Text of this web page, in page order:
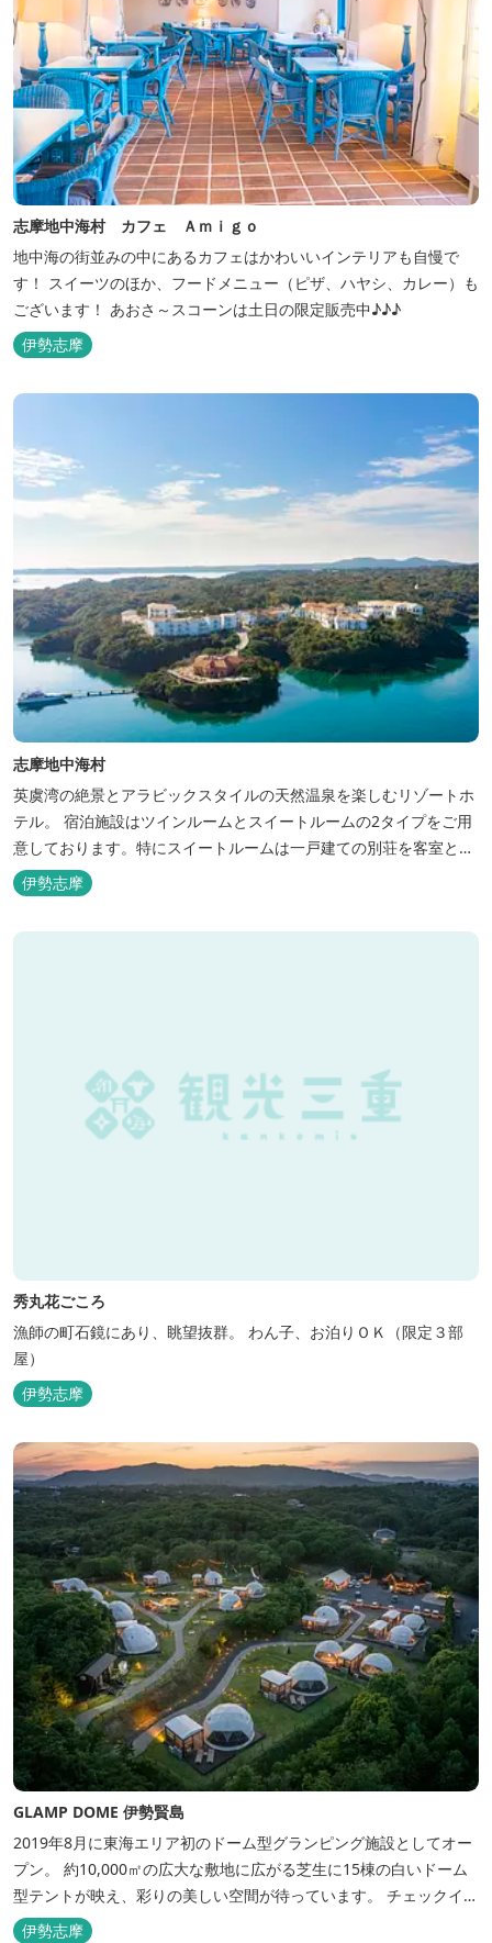
志摩地中海村 カフェ Ａｍｉｇｏ
地中海の街並みの中にあるカフェはかわいいインテリアも自慢で
す！ スイーツのほか、フードメニュー（ピザ、ハヤシ、カレー）も
ございます！ あおさ～スコーンは土日の限定販売中♪♪♪
伊勢志摩
志摩地中海村
英虞湾の絶景とアラビックスタイルの天然温泉を楽しむリゾートホ
テル。 宿泊施設はツインルームとスイートルームの2タイプをご用
意しております。特にスイートルームは一戸建ての別荘を客室とし
てリニューアル♪120平米の驚きの広さとこだわりの調度品が自慢
です！ スペイン１ツ星レストランと提携したレストランでのお食事
伊勢志摩
秀丸花ごころ
漁師の町石鏡にあり、眺望抜群。 わん子、お泊りＯＫ（限定３部
屋）
伊勢志摩
GLAMP DOME 伊勢賢島
2019年8月に東海エリア初のドーム型グランピング施設としてオー
プン。 約10,000㎡の広大な敷地に広がる芝生に15棟の白いドーム
型テントが映え、彩りの美しい空間が待っています。 チェックイン
後は『ハーゲンダッツ食べ放題』 夕食は松阪牛や伊勢海老を贅沢に
伊勢志摩